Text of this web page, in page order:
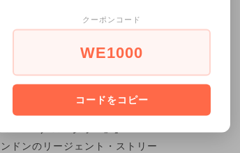
スウォッチとして、ご自分への
のお取消し、及び、返品交換は
／ロータリー」】
ドンのリージェント・ストリー
クーポンコード
WE1000
コードをコピー